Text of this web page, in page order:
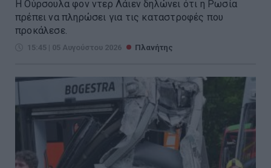
Η Ούρσουλα φον ντερ Λάιεν δηλώνει ότι η Ρωσία
πρέπει να πληρώσει για τις καταστροφές που
προκάλεσε.
15:45 | 05 Αυγούστου 2026 Πλανήτης